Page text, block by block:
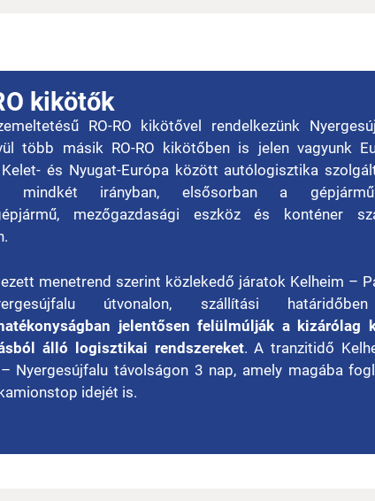
kikötők
RO-RO kikötővel rendelkezünk
több másik RO-RO kikötőben is jelen vagyunk
és Nyugat-Európa között autólogisztika
mindkét irányban, elsősorban a
mezőgazdasági eszköz és konténer
menetrend szerint közlekedő járatok Kelheim –
útvonalon, szállítási
jelentősen felülmúlják a kizárólag
álló logisztikai rendszereket. A tranzitidő
Nyergesújfalu távolságon 3 nap, amely magába
idejét is.